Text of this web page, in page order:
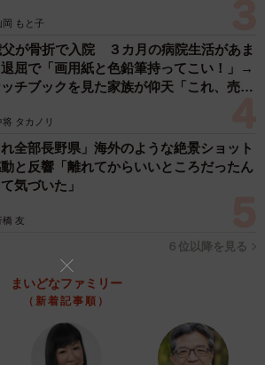
で連絡がきたのは、メールしたその
園に足を運び、話を進めました。
出がましいかなぁ、などと思いまし
絡してみてよかったです。
施設で育つ子の中には、親からの支
、高価な振袖を借りられるような経済
凌いでいる状況だったそうです」
た振袖となると、もちろん選ぶ余地は
「当店の振袖を利用した場合、たくさ
という点に、特に喜んでいただけたよ
岡 もと子
父が骨折で入院 ３カ月の病院生活があま
退屈で「画用紙と色鉛筆持ってこい！」→
チブックを見た家族が仰天「これ、売れ
将 タカノリ
れ全部長野県」海外のような絶景ショット
と反響「離れてからいいところだったん
気づいた」
橋 友
６位以降を見る
まいどなファミリー
（新着記事順）